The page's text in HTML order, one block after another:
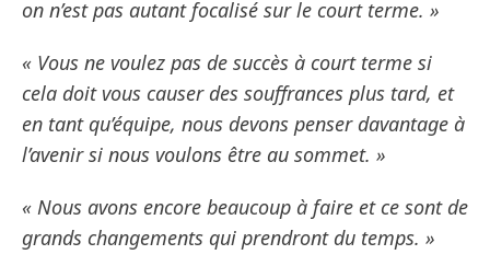
on n’est pas autant focalisé sur le court terme. »
« Vous ne voulez pas de succès à court terme si
cela doit vous causer des souffrances plus tard, et
en tant qu’équipe, nous devons penser davantage à
l’avenir si nous voulons être au sommet. »
« Nous avons encore beaucoup à faire et ce sont de
grands changements qui prendront du temps. »